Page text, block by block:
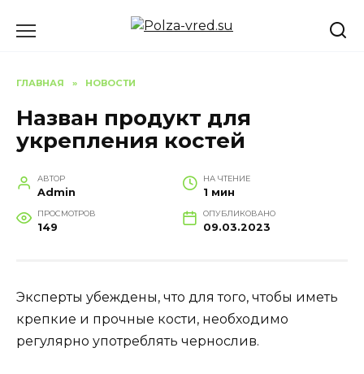
ГЛАВНАЯ » НОВОСТИ
Назван продукт для
укрепления костей
АВТОР
Admin
НА ЧТЕНИЕ
1 мин
ПРОСМОТРОВ
149
ОПУБЛИКОВАНО
09.03.2023
Эксперты убеждены, что для того, чтобы иметь
крепкие и прочные кости, необходимо
регулярно употреблять чернослив.